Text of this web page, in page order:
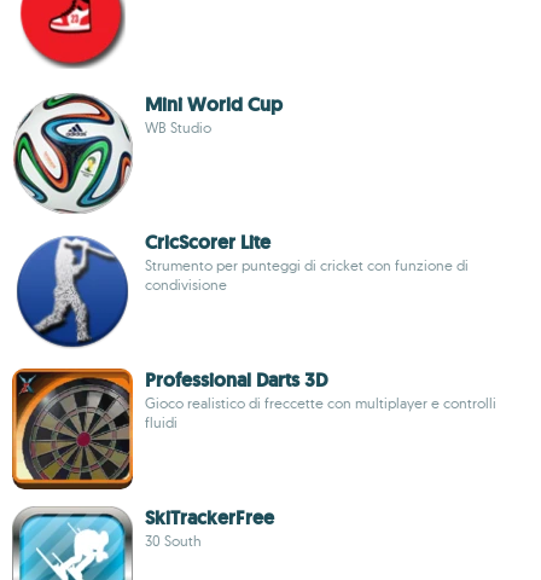
Mini World Cup
WB Studio
CricScorer Lite
Strumento per punteggi di cricket con funzione di
condivisione
Professional Darts 3D
Gioco realistico di freccette con multiplayer e controlli
fluidi
SkiTrackerFree
30 South